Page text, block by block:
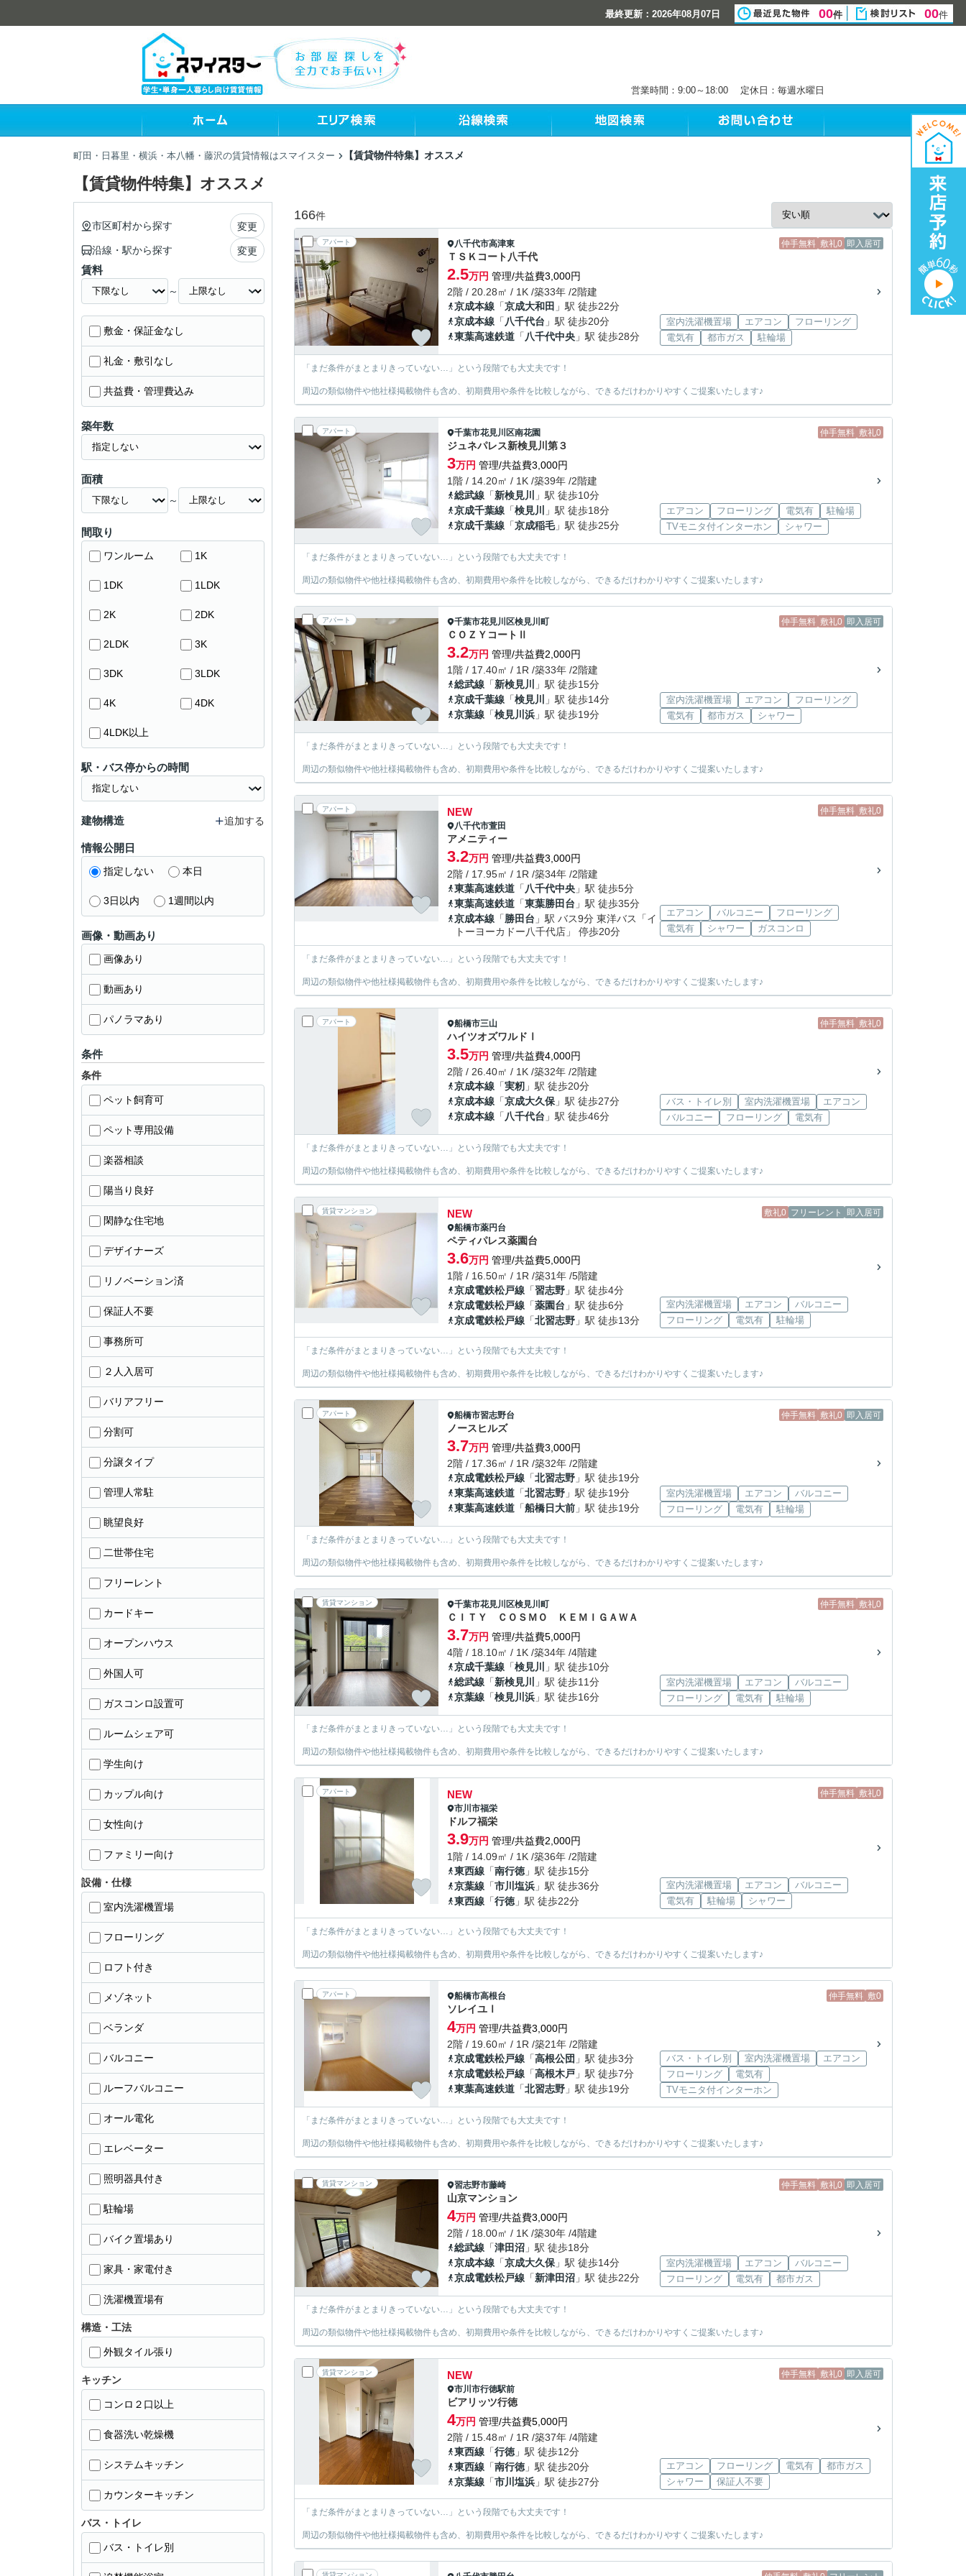
最終更新：2026年08月07日 00件 00件
営業時間：9:00～18:00 定休日：毎週水曜日
町田・日暮里・横浜・本八幡・藤沢の賃貸情報はスマイスター 【賃貸物件特集】オススメ
【賃貸物件特集】オススメ
166件
アパート 仲手無料 敷礼0 即入居可
八千代市高津東
ＴＳＫコート八千代
2.5万円 管理/共益費3,000円
2階 / 20.28㎡ / 1K /築33年 /2階建
京成本線 「京成大和田 」駅 徒歩22分
京成本線 「 八千代台 」駅 徒歩20分
東葉高速鉄道 「 八千代中央 」駅 徒歩28分
室内洗濯機置場 エアコン
フローリング
電気有
都市ガス 駐輪場
「まだ条件がまとまりきっていない…」という段階でも大丈夫です！
周辺の類似物件や他社様掲載物件も含め、初期費用や条件を比較しながら、できるだけわかりやすくご提案いたします♪
アパート 仲手無料 敷礼0
千葉市花見川区南花園
ジュネパレス新検見川第３
3万円 管理/共益費3,000円
1階 / 14.20㎡ / 1K /築39年 /2階建
総武線 「新検見川
」駅 徒歩10分
京成千葉線 「検見川
」駅 徒歩18分
京成千葉線 「京成稲毛」駅 徒歩25分
エアコン フローリング 電気有
駐輪場
TVモニタ付インターホン
シャワー
「まだ条件がまとまりきっていない…」という段階でも大丈夫です！
周辺の類似物件や他社様掲載物件も含め、初期費用や条件を比較しながら、できるだけわかりやすくご提案いたします♪
アパート 仲手無料 敷礼0 即入居可
千葉市花見川区検見川町
ＣＯＺＹコートⅡ
3.2万円 管理/共益費2,000円
1階 / 17.40㎡ / 1R /築33年 /2階建
総武線 「新検見川
」駅 徒歩15分
京成千葉線 「検見川
」駅 徒歩14分
京葉線 「検見川浜 」駅 徒歩19分
室内洗濯機置場 エアコン
フローリング
電気有
都市ガス シャワー
「まだ条件がまとまりきっていない…」という段階でも大丈夫です！
周辺の類似物件や他社様掲載物件も含め、初期費用や条件を比較しながら、できるだけわかりやすくご提案いたします♪
アパート 仲手無料 敷礼0
NEW
八千代市萱田
アメニティー
3.2万円 管理/共益費3,000円
2階 / 17.95㎡ / 1R /築34年 /2階建
東葉高速鉄道 「 八千代中央 」駅 徒歩5分
東葉高速鉄道 「東葉勝田台 」駅 徒歩35分
京成本線 「勝田台 」駅 バス9分 東洋バス「イ
トーヨーカドー八千代店」 停歩20分
エアコン バルコニー
フローリング
電気有
シャワー ガスコンロ
「まだ条件がまとまりきっていない…」という段階でも大丈夫です！
周辺の類似物件や他社様掲載物件も含め、初期費用や条件を比較しながら、できるだけわかりやすくご提案いたします♪
アパート 仲手無料 敷礼0
船橋市三山
ハイツオズワルドⅠ
3.5万円 管理/共益費4,000円
2階 / 26.40㎡ / 1K /築32年 /2階建
京成本線 「実籾 」駅 徒歩20分
京成本線 「京成大久保 」駅 徒歩27分
京成本線 「 八千代台 」駅 徒歩46分
バス・トイレ別 室内洗濯機置場
エアコン
バルコニー
フローリング 電気有
「まだ条件がまとまりきっていない…」という段階でも大丈夫です！
周辺の類似物件や他社様掲載物件も含め、初期費用や条件を比較しながら、できるだけわかりやすくご提案いたします♪
賃貸マンション 敷礼0 フリーレント 即入居可
NEW
船橋市薬円台
ペティパレス薬園台
3.6万円 管理/共益費5,000円
1階 / 16.50㎡ / 1R /築31年 /5階建
京成電鉄松戸線 「習志野 」駅 徒歩4分
京成電鉄松戸線 「薬園台 」駅 徒歩6分
京成電鉄松戸線 「北習志野 」駅 徒歩13分
室内洗濯機置場 エアコン
バルコニー
フローリング
電気有 駐輪場
「まだ条件がまとまりきっていない…」という段階でも大丈夫です！
周辺の類似物件や他社様掲載物件も含め、初期費用や条件を比較しながら、できるだけわかりやすくご提案いたします♪
アパート 仲手無料 敷礼0 即入居可
船橋市習志野台
ノースヒルズ
3.7万円 管理/共益費3,000円
2階 / 17.36㎡ / 1R /築32年 /2階建
京成電鉄松戸線 「北習志野 」駅 徒歩19分
東葉高速鉄道 「北習志野 」駅 徒歩19分
東葉高速鉄道 「船橋日大前 」駅 徒歩19分
室内洗濯機置場 エアコン
バルコニー
フローリング
電気有 駐輪場
「まだ条件がまとまりきっていない…」という段階でも大丈夫です！
周辺の類似物件や他社様掲載物件も含め、初期費用や条件を比較しながら、できるだけわかりやすくご提案いたします♪
賃貸マンション 仲手無料 敷礼0
千葉市花見川区検見川町
ＣＩＴＹ ＣＯＳＭＯ ＫＥＭＩＧＡＷＡ
3.7万円 管理/共益費5,000円
4階 / 18.10㎡ / 1K /築34年 /4階建
京成千葉線 「検見川
」駅 徒歩10分
総武線 「新検見川
」駅 徒歩11分
京葉線 「検見川浜 」駅 徒歩16分
室内洗濯機置場 エアコン
バルコニー
フローリング
電気有 駐輪場
「まだ条件がまとまりきっていない…」という段階でも大丈夫です！
周辺の類似物件や他社様掲載物件も含め、初期費用や条件を比較しながら、できるだけわかりやすくご提案いたします♪
アパート 仲手無料 敷礼0
NEW
市川市福栄
ドルフ福栄
3.9万円 管理/共益費2,000円
1階 / 14.09㎡ / 1K /築36年 /2階建
東西線 「南行徳 」駅 徒歩15分
京葉線 「市川塩浜 」駅 徒歩36分
東西線 「行徳 」駅 徒歩22分
室内洗濯機置場 エアコン
バルコニー
電気有
駐輪場 シャワー
「まだ条件がまとまりきっていない…」という段階でも大丈夫です！
周辺の類似物件や他社様掲載物件も含め、初期費用や条件を比較しながら、できるだけわかりやすくご提案いたします♪
アパート 仲手無料 敷0
船橋市高根台
ソレイユⅠ
4万円 管理/共益費3,000円
2階 / 19.60㎡ / 1R /築21年 /2階建
京成電鉄松戸線 「高根公団 」駅 徒歩3分
京成電鉄松戸線 「高根木戸 」駅 徒歩7分
東葉高速鉄道 「北習志野 」駅 徒歩19分
バス・トイレ別 室内洗濯機置場
エアコン
フローリング
電気有
TVモニタ付インターホン
「まだ条件がまとまりきっていない…」という段階でも大丈夫です！
周辺の類似物件や他社様掲載物件も含め、初期費用や条件を比較しながら、できるだけわかりやすくご提案いたします♪
賃貸マンション 仲手無料 敷礼0 即入居可
習志野市藤崎
山京マンション
4万円 管理/共益費3,000円
2階 / 18.00㎡ / 1K /築30年 /4階建
総武線 「津田沼 」駅 徒歩18分
京成本線 「京成大久保 」駅 徒歩14分
京成電鉄松戸線 「新津田沼 」駅 徒歩22分
室内洗濯機置場 エアコン
バルコニー
フローリング
電気有 都市ガス
「まだ条件がまとまりきっていない…」という段階でも大丈夫です！
周辺の類似物件や他社様掲載物件も含め、初期費用や条件を比較しながら、できるだけわかりやすくご提案いたします♪
賃貸マンション 仲手無料 敷礼0 即入居可
NEW
市川市行徳駅前
ビアリッツ行徳
4万円 管理/共益費5,000円
2階 / 15.48㎡ / 1R /築37年 /4階建
東西線 「行徳 」駅 徒歩12分
東西線 「南行徳 」駅 徒歩20分
京葉線 「市川塩浜 」駅 徒歩27分
エアコン フローリング 電気有
都市ガス
シャワー
保証人不要
「まだ条件がまとまりきっていない…」という段階でも大丈夫です！
周辺の類似物件や他社様掲載物件も含め、初期費用や条件を比較しながら、できるだけわかりやすくご提案いたします♪
市区町村から探す 変更
沿線・駅から探す 変更
賃料
～
敷金・保証金なし
礼金・敷引なし
共益費・管理費込み
築年数
面積
～
間取り
ワンルーム 1K
1DK 1LDK
2K 2DK
2LDK 3K
3DK 3LDK
4K 4DK
4LDK以上
駅・バス停からの時間
建物構造 追加する
情報公開日
指定しない 本日
3日以内 1週間以内
画像・動画あり
画像あり
動画あり
パノラマあり
条件
条件
ペット飼育可
ペット専用設備
楽器相談
陽当り良好
閑静な住宅地
デザイナーズ
リノベーション済
保証人不要
事務所可
２人入居可
バリアフリー
分割可
分譲タイプ
管理人常駐
眺望良好
二世帯住宅
フリーレント
カードキー
オープンハウス
外国人可
ガスコンロ設置可
ルームシェア可
学生向け
カップル向け
女性向け
ファミリー向け
設備・仕様
室内洗濯機置場
フローリング
ロフト付き
メゾネット
ベランダ
バルコニー
ルーフバルコニー
オール電化
エレベーター
照明器具付き
駐輪場
バイク置場あり
家具・家電付き
洗濯機置場有
構造・工法
外観タイル張り
キッチン
コンロ２口以上
食器洗い乾燥機
システムキッチン
カウンターキッチン
バス・トイレ
バス・トイレ別